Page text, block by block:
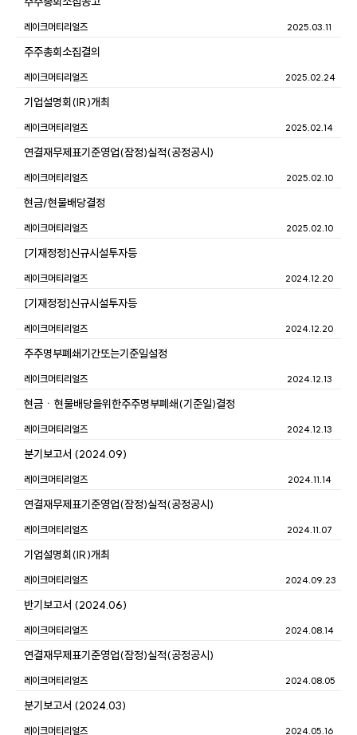
2025.03.11
레이크머티리얼즈
주주총회소집결의
2025.02.24
레이크머티리얼즈
기업설명회(IR)개최
2025.02.14
레이크머티리얼즈
연결재무제표기준영업(잠정)실적(공정공시)
2025.02.10
레이크머티리얼즈
현금/현물배당결정
2025.02.10
레이크머티리얼즈
[기재정정]신규시설투자등
2024.12.20
레이크머티리얼즈
[기재정정]신규시설투자등
2024.12.20
레이크머티리얼즈
주주명부폐쇄기간또는기준일설정
2024.12.13
레이크머티리얼즈
현금ㆍ현물배당을위한주주명부폐쇄(기준일)결정
2024.12.13
레이크머티리얼즈
분기보고서 (2024.09)
2024.11.14
레이크머티리얼즈
연결재무제표기준영업(잠정)실적(공정공시)
2024.11.07
레이크머티리얼즈
기업설명회(IR)개최
2024.09.23
레이크머티리얼즈
반기보고서 (2024.06)
2024.08.14
레이크머티리얼즈
연결재무제표기준영업(잠정)실적(공정공시)
2024.08.05
레이크머티리얼즈
분기보고서 (2024.03)
2024.05.16
레이크머티리얼즈